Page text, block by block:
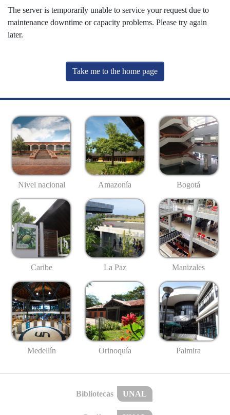
The server is temporarily unable to service your request due to
maintenance downtime or capacity problems. Please try again
later.
Take me to the home page
Nivel nacional Amazonía Bogotá
Caribe La Paz Manizales
Medellín Orinoquía Palmira
Bibliotecas UNAL